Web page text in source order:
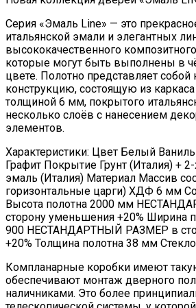
Cерия «Эмаль Line» — это
итальянской эмали и элегантных
высококачественного
которые могут быть выполнены в
цвете. Полотно представляет
конструкцию, состоящую из
толщиной 6 мм, покрытого
несколько слоёв с нанесением
элементов.
Характеристики: Цвет Белый
Графит Покрытие Грунт (Италия) +
эмаль (Италия) Материал Массив
горизонтальные царги) ХДФ 6 мм
Высота полотна 2000 мм
сторону уменьшения +20% Ширина
900 НЕСТАНДАРТНЫЙ РАЗМЕР в
+20% Толщина полотна 38 мм
Компланарные коробки имеют
обеспечивают монтаж дверного
наличниками. Это более